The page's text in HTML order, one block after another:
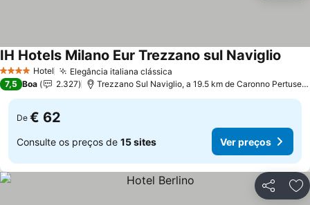
4 EstrelasHotel Elegância italiana clássica
IH Hotels Milano Eur Trezzano sul Naviglio
7,5 Boa 2.327 Trezzano Sul Naviglio, a 19.5 km de Caronno Pertusella
De € 62
Consulte os preços de 15 sites Ver preços
Partilhar